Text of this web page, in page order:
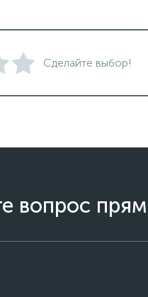
Сделайте выбор!
вопрос